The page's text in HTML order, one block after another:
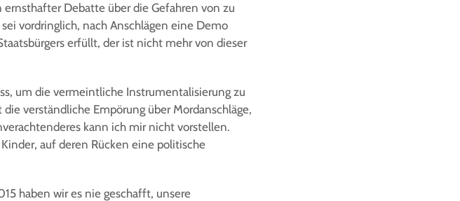
Debatte über die Gefahren von zu
vordringlich, nach Anschlägen eine Demo
erfüllt, der ist nicht mehr von dieser
um die vermeintliche Instrumentalisierung zu
verständliche Empörung über Mordanschläge,
kann ich mir nicht vorstellen.
auf deren Rücken eine politische
haben wir es nie geschafft, unsere